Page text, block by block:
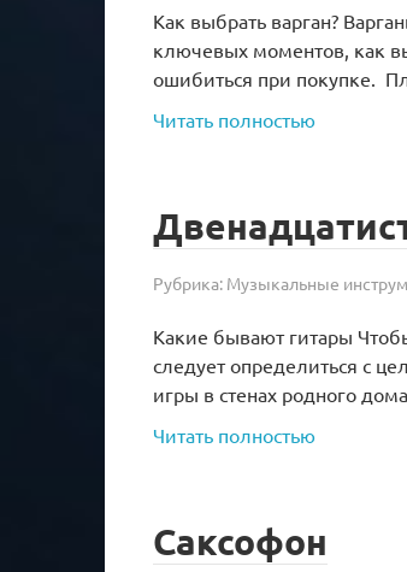
Как выбрать варган?
ключевых моментов, как
ошибиться при покупке.
Читать полностью
Рубрика: Музыкальные
Какие бывают гитары
следует определиться с
игры в стенах родного дома
Читать полностью
Саксофон